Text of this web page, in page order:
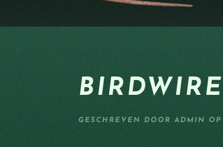
BIRDWIRE
GESCHREVEN DOOR ADMIN OP